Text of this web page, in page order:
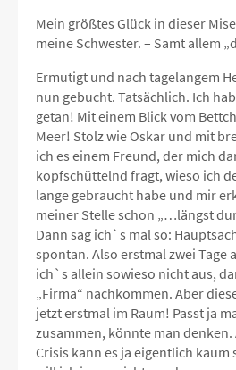
Mein größtes Glück in dieser
meine Schwester. – Samt allem
Ermutigt und nach tagelangem
nun gebucht. Tatsächlich. Ich
getan! Mit einem Blick vom
Meer! Stolz wie Oskar und mit
ich es einem Freund, der mich
kopfschüttelnd fragt, wieso ich
lange gebraucht habe und mir
meiner Stelle schon „…längst
Dann sag ich`s mal so:
spontan. Also erstmal zwei Tage
ich`s allein sowieso nicht aus,
„Firma“ nachkommen. Aber
jetzt erstmal im Raum! Passt ja
zusammen, könnte man
Crisis kann es ja eigentlich